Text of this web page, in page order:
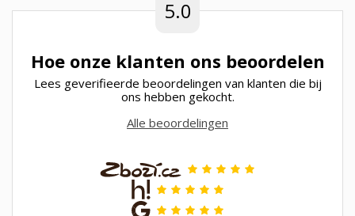
5.0
Hoe onze klanten ons beoordelen
Lees geverifieerde beoordelingen van klanten die bij
ons hebben gekocht.
Alle beoordelingen